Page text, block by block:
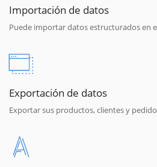
Importación de datos
Puede importar datos estructurados en
Exportación de datos
Exportar sus productos, clientes y